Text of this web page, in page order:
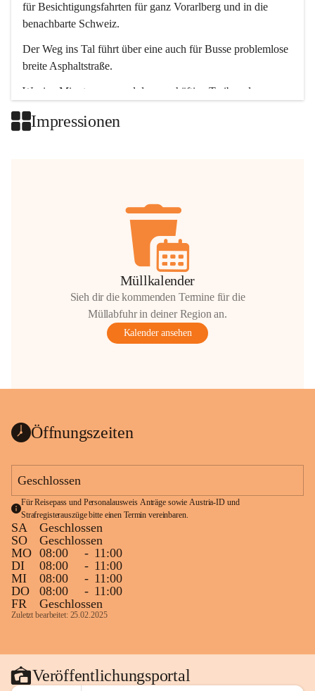
für Besichtigungsfahrten für ganz Vorarlberg und in die
benachbarte Schweiz.
Der Weg ins Tal führt über eine auch für Busse problemlose
breite Asphaltstraße.
Wenige Minuten nur, und das geschäftige Treiben der
Impressionen
Müllkalender
Sieh dir die kommenden Termine für die
Müllabfuhr in deiner Region an.
Kalender ansehen
Öffnungszeiten
Geschlossen
Für Reisepass und Personalausweis Anträge sowie Austria-ID und
Strafregisterauszüge bitte einen Termin vereinbaren.
SA
Geschlossen
SO
Geschlossen
MO 08:00 - 11:00
DI
08:00 - 11:00
MI
08:00 - 11:00
DO
08:00 - 11:00
FR
Geschlossen
Zuletzt bearbeitet: 25.02.2025
Veröffentlichungsportal